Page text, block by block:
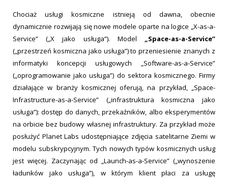
Chociaż usługi kosmiczne istnieją od dawna, obecnie
dynamicznie rozwijają się nowe modele oparte na logice „X-as-a-
Service” („X jako usługa”). Model
„Space-as-a-Service”
(„przestrzeń kosmiczna jako usługa”) to przeniesienie znanych z
informatyki koncepcji usługowych „Software-as-a-Service”
(„oprogramowanie jako usługa”) do sektora kosmicznego. Firmy
działające w branży kosmicznej oferują, na przykład, „Space-
Infrastructure-as-a-Service” („infrastruktura kosmiczna jako
usługa”): dostęp do danych, przekaźników, albo eksperymentów
na orbicie bez budowy własnej infrastruktury. Za przykład może
posłużyć Planet Labs udostępniające zdjęcia satelitarne Ziemi w
modelu subskrypcyjnym. Tych nowych typów kosmicznych usług
jest więcej. Zaczynając od „Launch-as-a-Service” („wynoszenie
ładunków jako usługa”), w którym klient płaci za usługę